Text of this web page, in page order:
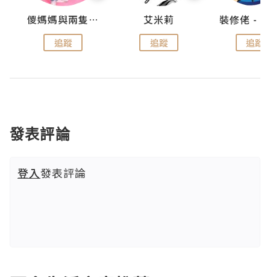
儍媽媽與兩隻小魔怪之家
追蹤
艾米莉
追蹤 追蹤
發表評論
登入發表評論